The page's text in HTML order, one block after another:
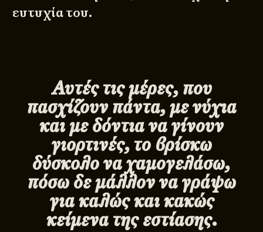
ευτυχία του.
Αυτές τις μέρες, που
πασχίζουν πάντα, με νύχια
και με δόντια να γίνουν
γιορτινές, το βρίσκω
δύσκολο να χαμογελάσω,
πόσω δε μάλλον να γράψω
για καλώς και κακώς
κείμενα της εστίασης.